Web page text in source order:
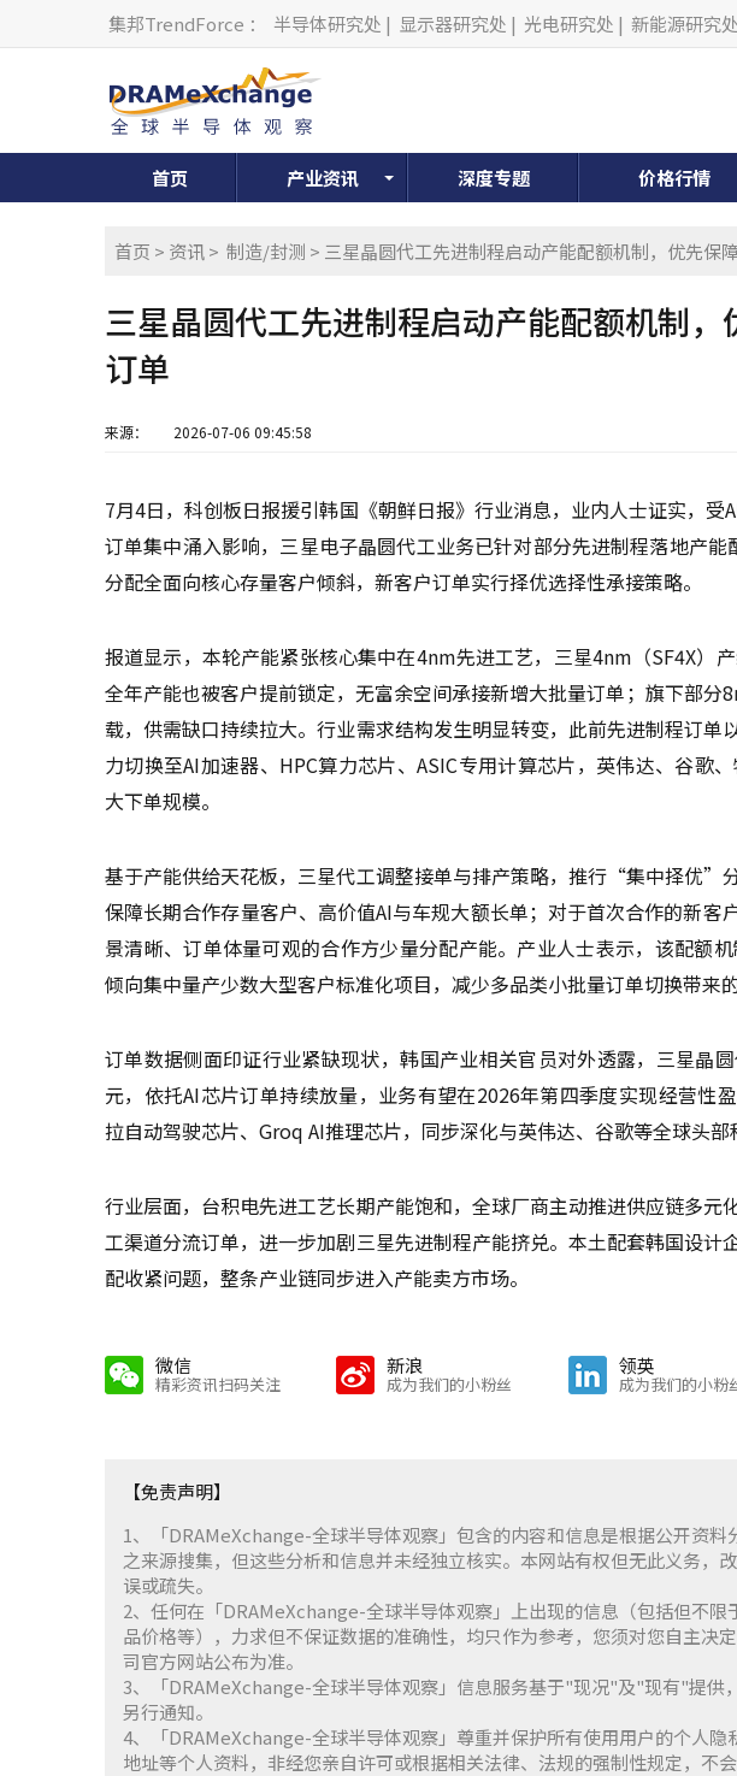
集邦TrendForce ： 半导体研究处 | 显示器研究处 | 光电研究处 | 新能源研究处
首页 产业资讯 深度专题 价格行情
首页 > 资讯> 制造/封测 > 三星晶圆代工先进制程启动产能配额机制，优先保
三星晶圆代工先进制程启动产能配额机制，
订单
来源： 2026-07-06 09:45:58
7月4日，科创板日报援引韩国《朝鲜日报》行业消息，业内人士证实，受
订单集中涌入影响，三星电子晶圆代工业务已针对部分先进制程落地产
分配全面向核心存量客户倾斜，新客户订单实行择优选择性承接策略。
报道显示，本轮产能紧张核心集中在4nm先进工艺，三星4nm（SF4X）
全年产能也被客户提前锁定，无富余空间承接新增大批量订单；旗下部分
载，供需缺口持续拉大。行业需求结构发生明显转变，此前先进制程订单
力切换至AI加速器、HPC算力芯片、ASIC专用计算芯片，英伟达、谷歌
大下单规模。
基于产能供给天花板，三星代工调整接单与排产策略，推行“集中择优”
保障长期合作存量客户、高价值AI与车规大额长单；对于首次合作的新客
景清晰、订单体量可观的合作方少量分配产能。产业人士表示，该配额
倾向集中量产少数大型客户标准化项目，减少多品类小批量订单切换带来
订单数据侧面印证行业紧缺现状，韩国产业相关官员对外透露，三星晶
元，依托AI芯片订单持续放量，业务有望在2026年第四季度实现经营性
拉自动驾驶芯片、Groq AI推理芯片，同步深化与英伟达、谷歌等全球头部
行业层面，台积电先进工艺长期产能饱和，全球厂商主动推进供应链多元
工渠道分流订单，进一步加剧三星先进制程产能挤兑。本土配套韩国设计
配收紧问题，整条产业链同步进入产能卖方市场。
微信
精彩资讯扫码关注
新浪
成为我们的小粉丝
领英
成为我们的小粉
【免责声明】
1、「DRAMeXchange-全球半导体观察」包含的内容和信息是根据公开资料
之来源搜集，但这些分析和信息并未经独立核实。本网站有权但无此义务，
误或疏失。
2、任何在「DRAMeXchange-全球半导体观察」上出现的信息（包括但不限
品价格等），力求但不保证数据的准确性，均只作为参考，您须对您自主决
司官方网站公布为准。
3、「DRAMeXchange-全球半导体观察」信息服务基于"现况"及"现有"提供
另行通知。
4、「DRAMeXchange-全球半导体观察」尊重并保护所有使用用户的个人
地址等个人资料，非经您亲自许可或根据相关法律、法规的强制性规定，不